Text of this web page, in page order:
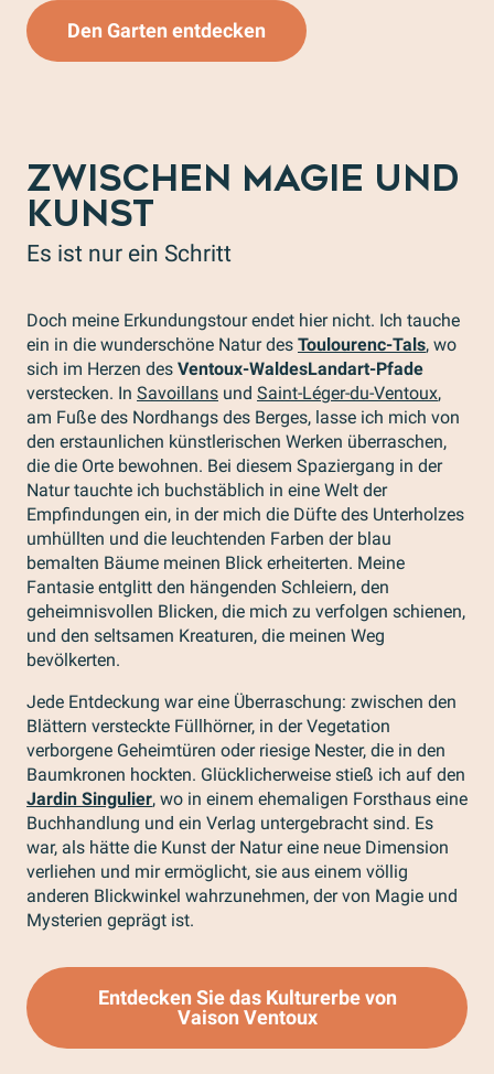
Den Garten entdecken
ZWISCHEN MAGIE UND
KUNST
Es ist nur ein Schritt
Doch meine Erkundungstour endet hier nicht. Ich tauche
ein in die wunderschöne Natur des Toulourenc-Tals, wo
sich im Herzen des Ventoux-WaldesLandart-Pfade
verstecken. In Savoillans und Saint-Léger-du-Ventoux,
am Fuße des Nordhangs des Berges, lasse ich mich von
den erstaunlichen künstlerischen Werken überraschen,
die die Orte bewohnen. Bei diesem Spaziergang in der
Natur tauchte ich buchstäblich in eine Welt der
Empfindungen ein, in der mich die Düfte des Unterholzes
umhüllten und die leuchtenden Farben der blau
bemalten Bäume meinen Blick erheiterten. Meine
Fantasie entglitt den hängenden Schleiern, den
geheimnisvollen Blicken, die mich zu verfolgen schienen,
und den seltsamen Kreaturen, die meinen Weg
bevölkerten.
Jede Entdeckung war eine Überraschung: zwischen den
Blättern versteckte Füllhörner, in der Vegetation
verborgene Geheimtüren oder riesige Nester, die in den
Baumkronen hockten. Glücklicherweise stieß ich auf den
Jardin Singulier, wo in einem ehemaligen Forsthaus eine
Buchhandlung und ein Verlag untergebracht sind. Es
war, als hätte die Kunst der Natur eine neue Dimension
verliehen und mir ermöglicht, sie aus einem völlig
anderen Blickwinkel wahrzunehmen, der von Magie und
Mysterien geprägt ist.
Entdecken Sie das Kulturerbe von
Vaison Ventoux